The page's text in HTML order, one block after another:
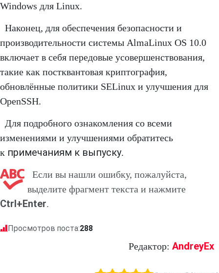
Windows для Linux.
Наконец, для обеспечения безопасности и
производительности системы AlmaLinux OS 10.0
включает в себя передовые усовершенствования,
такие как постквантовая криптография,
обновлённые политики SELinux и улучшения для
OpenSSH.
Для подробного ознакомления со всеми
изменениями и улучшениями обратитесь
к примечаниям к выпуску.
Если вы нашли ошибку, пожалуйста,
выделите фрагмент текста и нажмите
Ctrl+Enter.
Просмотров поста:288
Редактор: AndreyEx